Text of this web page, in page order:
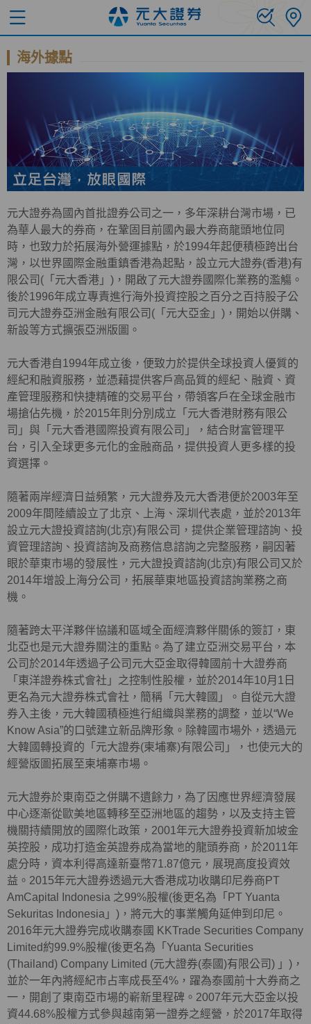
海外據點
元大證券為國內首批證券公司之一，多年深耕台灣市場，已
為華人最大的券商，在鞏固目前國內最大券商龍頭地位同
時，也致力於拓展海外營運據點，於1994年起便積極跨出台
灣，以世界國際金融重鎮香港為起點，設立元大證券(香港)有
限公司(「元大香港」)，開啟了元大證券國際化業務的濫觴。
後於1996年成立專責進行海外投資控股之百分之百持股子公
司元大證券亞洲金融有限公司(「元大亞金」)，開始以併購、
新設等方式擴張亞洲版圖。
元大香港自1994年成立後，便致力於提供全球投資人優質的
經紀和融資服務，並憑藉提供客戶高品質的經紀、融資、資
產管理服務和快捷精確的交易平台，帶領客戶在全球金融市
場搶佔先機，於2015年則分別成立「元大香港財務有限公
司」與「元大香港國際投資有限公司」，結合財富管理平
台，引入全球更多元化的金融商品，提供投資人更多樣的投
資選擇。
隨著兩岸經濟日益頻繁，元大證券及元大香港便於2003年至
2009年間陸續設立了北京、上海、深圳代表處，並於2013年
設立元大證投資諮詢(北京)有限公司，提供企業管理諮詢、投
資管理諮詢、投資諮詢及商務信息諮詢之完整服務，嗣因著
眼於華東市場的發展性，元大證投資諮詢(北京)有限公司又於
2014年增設上海分公司，拓展華東地區投資諮詢業務之商
機。
隨著跨太平洋夥伴協議和區域全面經濟夥伴關係的簽訂，東
北亞也是元大證券關注的重點。為了建立亞洲交易平台，本
公司於2014年透過子公司元大亞金取得韓國前十大證券商
「東洋證券株式會社」之控制性股權，並於2014年10月1日
更名為元大證券株式會社，簡稱「元大韓國」。自從元大證
券入主後，元大韓國積極進行組織與業務的調整，並以“We
Know Asia”的口號建立新品牌形象。除韓國市場外，透過元
大韓國轉投資的「元大證券(柬埔寨)有限公司」，也使元大的
經營版圖拓展至柬埔寨市場。
元大證券於東南亞之併購不遺餘力，為了因應世界經濟發展
中心逐漸從歐美地區轉移至亞洲地區的趨勢，以及支持主管
機關持續開放的國際化政策，2001年元大證券投資新加坡金
英控股，成功打造金英證券成為當地的龍頭券商，於2011年
處分時，資本利得高達新臺幣71.87億元，展現高度投資效
益。2015年元大證券透過元大香港成功收購印尼券商PT
AmCapital Indonesia 之99%股權(後更名為「PT Yuanta
Sekuritas Indonesia」)，將元大的事業觸角延伸到印尼。
2016年元大證券完成收購泰國 KKTrade Securities Company
Limited約99.9%股權(後更名為「Yuanta Securities
(Thailand) Company Limited (元大證券(泰國)有限公司) 」)，
並於一年內將經紀市占率成長至4%，躍為泰國前十大券商之
一，開創了東南亞市場的嶄新里程碑。2007年元大亞金以投
資44.68%股權方式參與越南第一證券之經營，於2017年取得